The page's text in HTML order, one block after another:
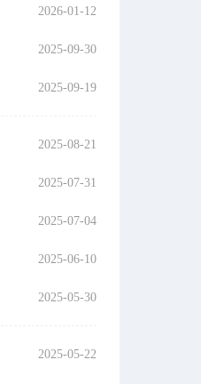
2026-01-12
2025-09-30
2025-09-19
2025-08-21
2025-07-31
2025-07-04
2025-06-10
2025-05-30
2025-05-22